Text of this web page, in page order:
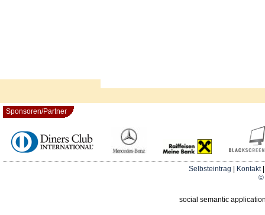
Sponsoren/Partner
Selbsteintrag Kontakt
©
social semantic